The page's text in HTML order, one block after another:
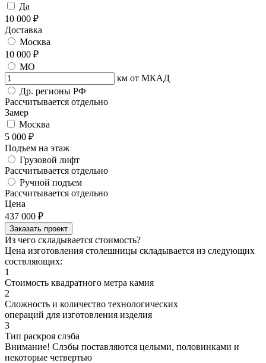
Да
10 000 ₽
Доставка
Москва
10 000 ₽
МО
км от МКАД
Др. регионы РФ
Рассчитывается отдельно
Замер
Москва
5 000 ₽
Подъем на этаж
Грузовой лифт
Рассчитывается отдельно
Ручной подъем
Рассчитывается отдельно
Цена
437 000 ₽
Заказать проект
Из чего складывается стоимость?
Цена изготовления столешницы складывается из следующих
соствляющих:
1
Стоимость квадратного метра камня
2
Сложность и количество технологических
операций для изготовления изделия
3
Тип раскроя слэба
Внимание! Слэбы поставляются целыми, половинками и
некоторые четвертью